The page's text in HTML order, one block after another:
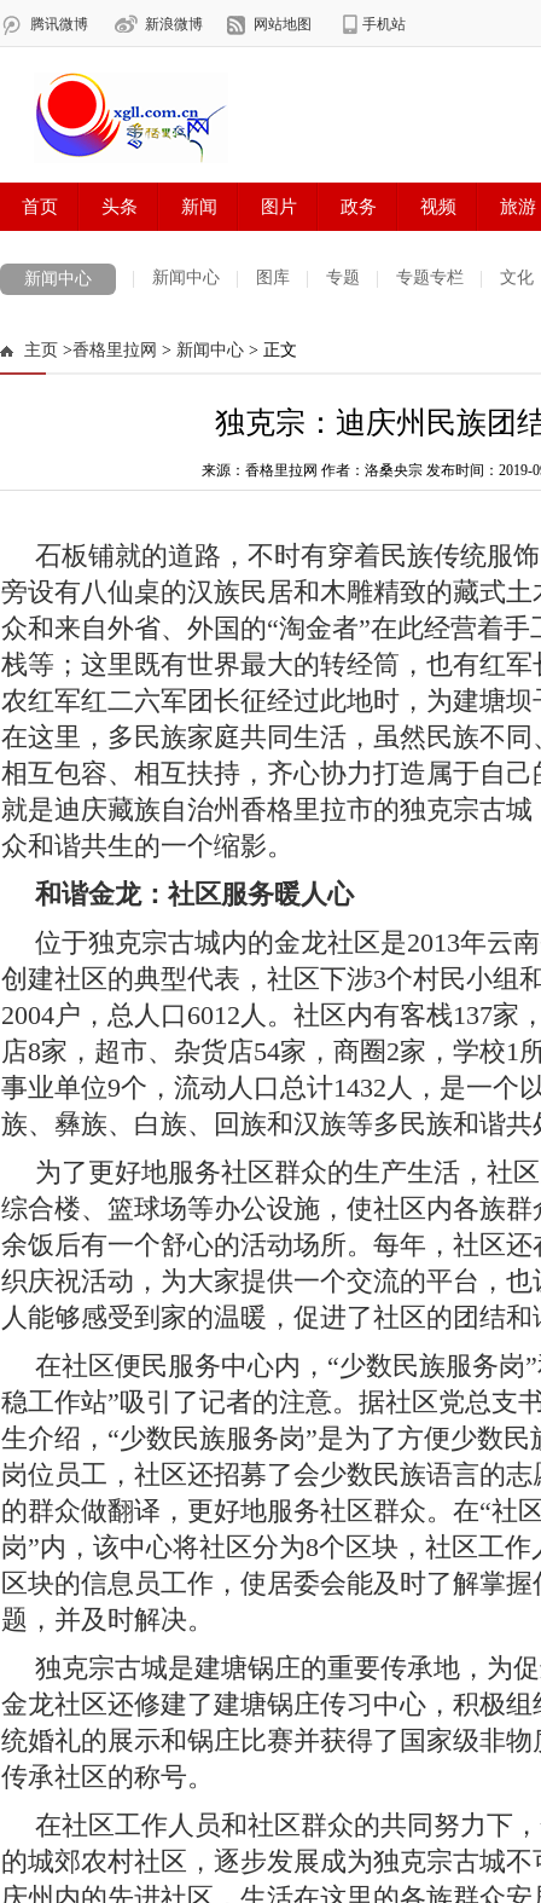
新闻中心 新闻中心 图库 专题 专题专栏 文化
法治迪庆
主页 >香格里拉网 > 新闻中心 > 正文
独克宗：迪庆州民族团
来源：香格里拉网 作者：洛桑央宗 发布时间：2019-
石板铺就的道路，不时有穿着民族传统服
旁设有八仙桌的汉族民居和木雕精致的藏式
众和来自外省、外国的“淘金者”在此经营着
栈等；这里既有世界最大的转经筒，也有红
农红军红二六军团长征经过此地时，为建塘
在这里，多民族家庭共同生活，虽然民族不
相互包容、相互扶持，齐心协力打造属于自
就是迪庆藏族自治州香格里拉市的独克宗古
众和谐共生的一个缩影。
和谐金龙：社区服务暖人心
位于独克宗古城内的金龙社区是2013年云
创建社区的典型代表，社区下涉3个村民小组
2004户，总人口6012人。社区内有客栈137家
店8家，超市、杂货店54家，商圈2家，学校1
事业单位9个，流动人口总计1432人，是一个
族、彝族、白族、回族和汉族等多民族和谐共
为了更好地服务社区群众的生产生活，社
综合楼、篮球场等办公设施，使社区内各族
余饭后有一个舒心的活动场所。每年，社区
织庆祝活动，为大家提供一个交流的平台，
人能够感受到家的温暖，促进了社区的团结和
在社区便民服务中心内，“少数民族服务岗
稳工作站”吸引了记者的注意。据社区党总支
生介绍，“少数民族服务岗”是为了方便少数
岗位员工，社区还招募了会少数民族语言的
的群众做翻译，更好地服务社区群众。在“社
岗”内，该中心将社区分为8个区块，社区工
区块的信息员工作，使居委会能及时了解掌
题，并及时解决。
独克宗古城是建塘锅庄的重要传承地，为
金龙社区还修建了建塘锅庄传习中心，积极组
统婚礼的展示和锅庄比赛并获得了国家级非
传承社区的称号。
在社区工作人员和社区群众的共同努力下
的城郊农村社区，逐步发展成为独克宗古城